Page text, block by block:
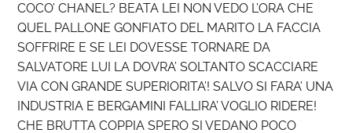
COCO’ CHANEL? BEATA LEI NON VEDO L’ORA CHE
QUEL PALLONE GONFIATO DEL MARITO LA FACCIA
SOFFRIRE E SE LEI DOVESSE TORNARE DA
SALVATORE LUI LA DOVRA’ SOLTANTO SCACCIARE
VIA CON GRANDE SUPERIORITA’! SALVO SI FARA’ UNA
INDUSTRIA E BERGAMINI FALLIRA’ VOGLIO RIDERE!
CHE BRUTTA COPPIA SPERO SI VEDANO POCO